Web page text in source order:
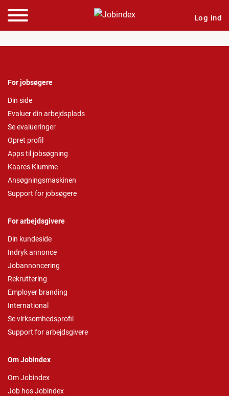
Log ind
For jobsøgere
Din side
Evaluer din arbejdsplads
Se evalueringer
Opret profil
Apps til jobsøgning
Kaares Klumme
Ansøgningsmaskinen
Support for jobsøgere
For arbejdsgivere
Din kundeside
Indryk annonce
Jobannoncering
Rekruttering
Employer branding
International
Se virksomhedsprofil
Support for arbejdsgivere
Om Jobindex
Om Jobindex
Job hos Jobindex